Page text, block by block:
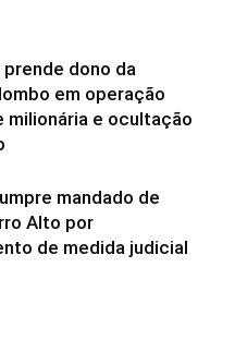
dono da
em operação
milionária e ocultação
mandado de
Alto por
de medida judicial